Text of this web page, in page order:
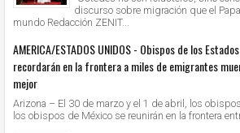
discurso sobre migración que el
mundo Redacción ZENIT...
AMERICA/ESTADOS UNIDOS - Obispos de los
recordarán en la frontera a miles de emigrantes
mejor
Arizona – El 30 de marzo y el 1 de abril, los
los obispos de México se reunirán en la frontera